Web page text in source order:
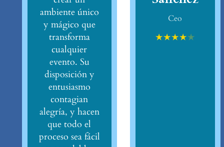
ambiente único
y mágico que
transforma
cualquier
evento. Su
disposición y
entusiasmo
contagian
alegría, y hacen
que todo el
proceso sea fácil
Ceo
★★★★★